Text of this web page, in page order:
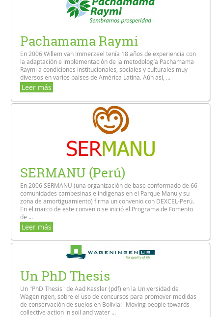
Pachamama Raymi
En 2006 Willem van Immerzeel tenía 18 años de experiencia con
la adaptación e implementación de la metodología Pachamama
Raymi a condiciones institucionales, sociales y culturales muy
diversos en varios países de América Latina. Aún así, ...
Leer más
SERMANU (Perú)
En 2006 SERMANU (una organización de base conformado de 66
comunidades campesinas e indígenas en el Parque Manu y su
zona de amortiguamiento) firma un convenio con DEXCEL-Perú.
En el marco de este convenio se inició el Programa de Fomento
de ...
Leer más
Un PhD Thesis
Un "PhD Thesis" de Aad Kessler (pdf) en la Universidad de
Wageningen, sobre el uso de concursos para promover medidas
de conservación de suelos en Bolivia: "Moving people towards
collective action in soil and water ...